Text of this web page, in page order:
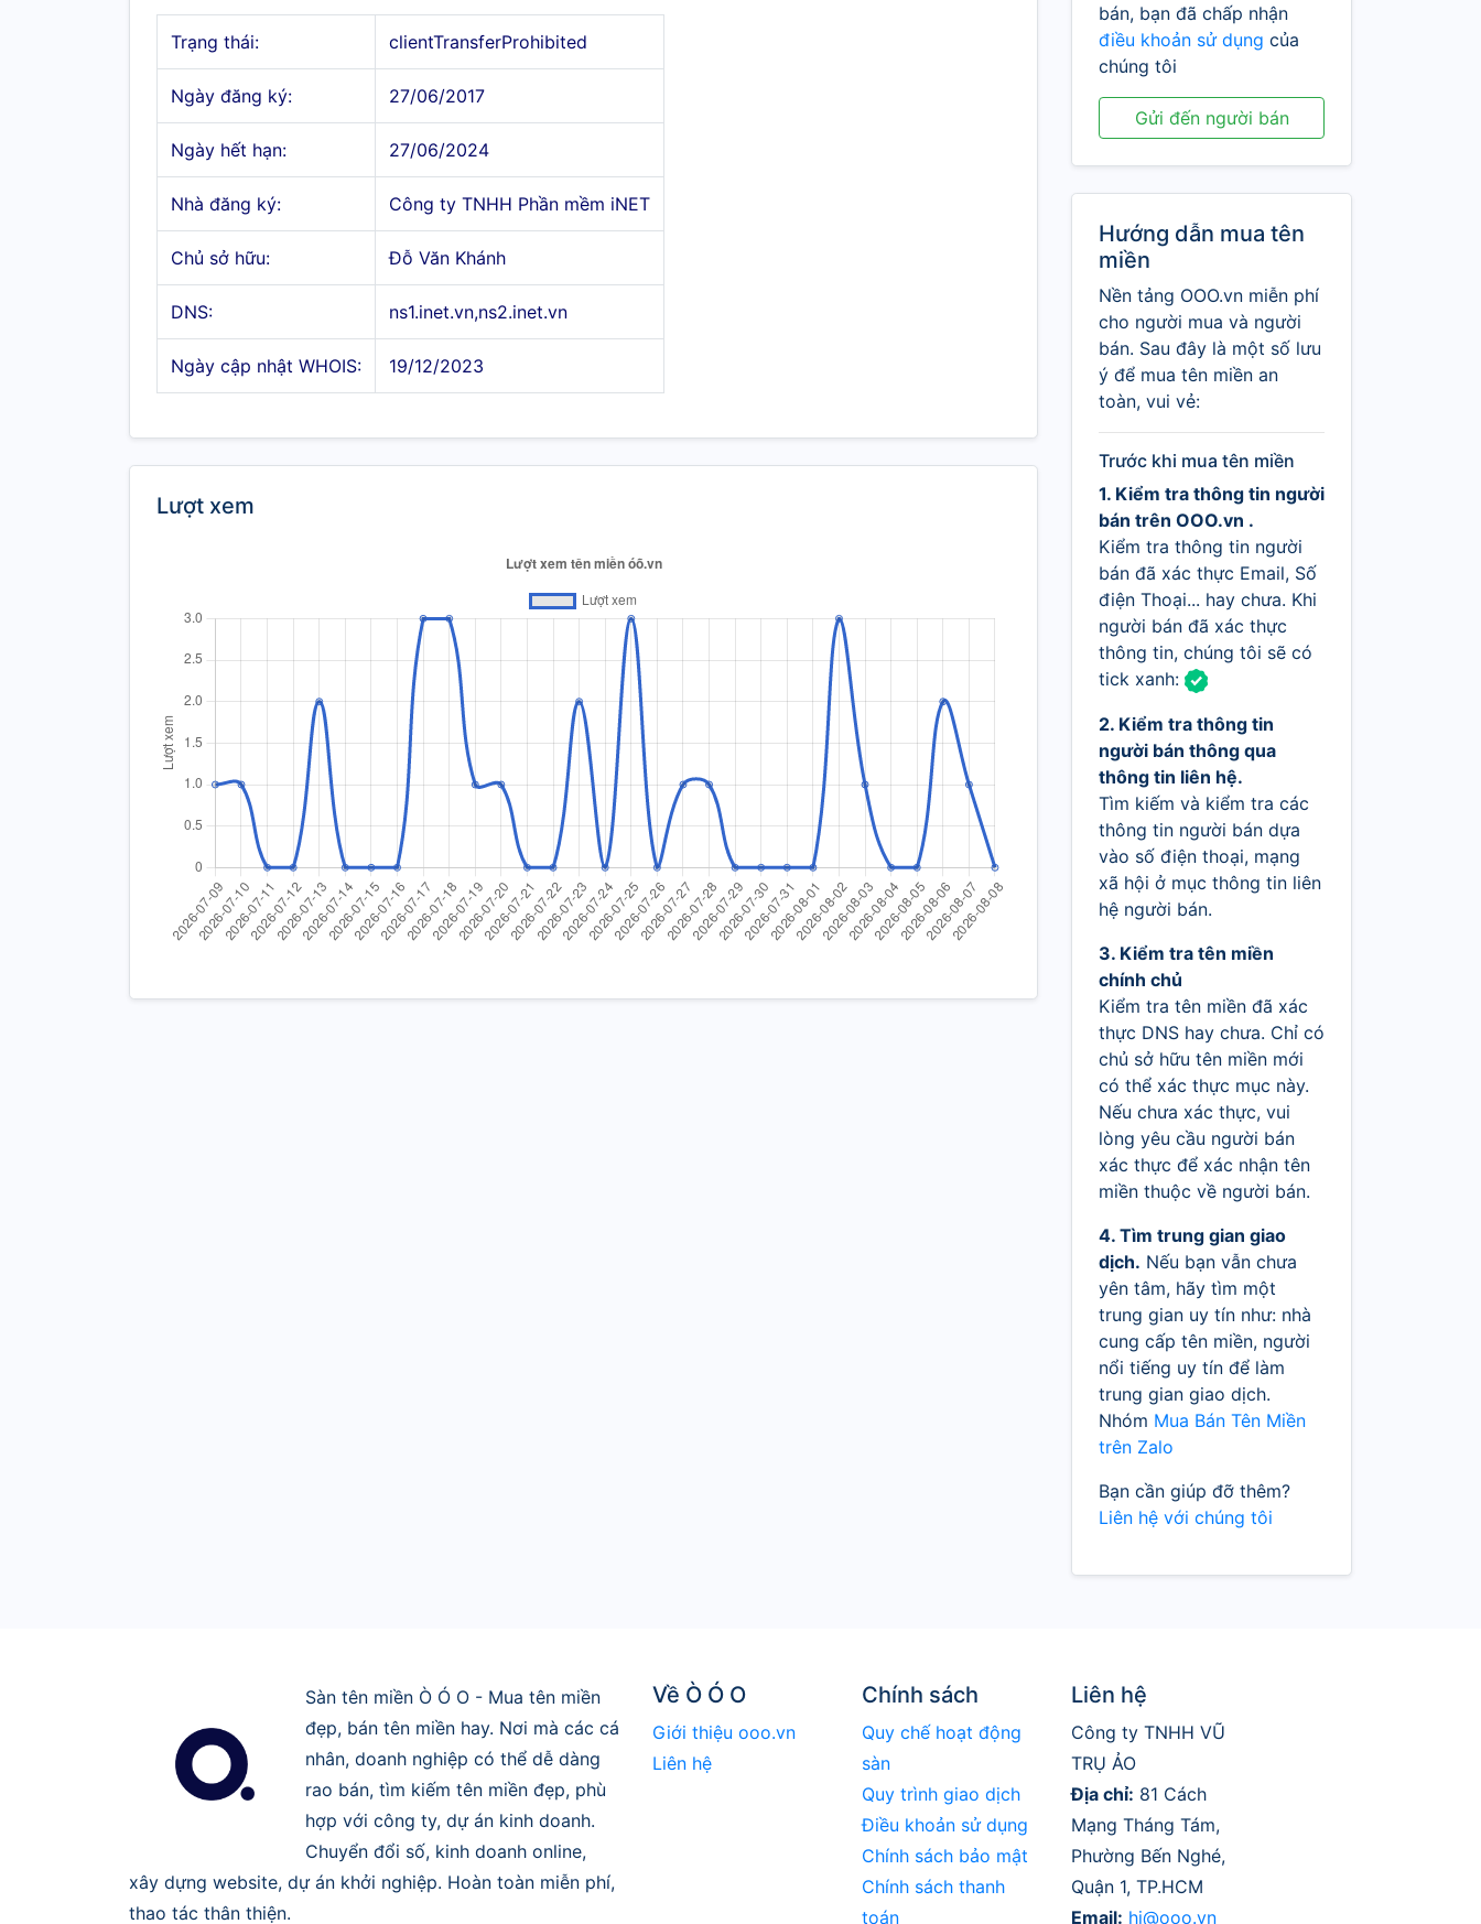
Trạng thái: clientTransferProhibited
Ngày đăng ký: 27/06/2017
Ngày hết hạn: 27/06/2024
Nhà đăng ký: Công ty TNHH Phần mềm iNET
Chủ sở hữu: Đỗ Văn Khánh
DNS: ns1.inet.vn,ns2.inet.vn
Ngày cập nhật WHOIS: 19/12/2023
Lượt xem
bán, bạn đã chấp nhận
điều khoản sử dụng của
chúng tôi
Gửi đến người bán
Hướng dẫn mua tên
miền
Nền tảng OOO.vn miễn phí
cho người mua và người
bán. Sau đây là một số lưu
ý để mua tên miền an
toàn, vui vẻ:
Trước khi mua tên miền
1. Kiểm tra thông tin người
bán trên OOO.vn .
Kiểm tra thông tin người
bán đã xác thực Email, Số
điện Thoại... hay chưa. Khi
người bán đã xác thực
thông tin, chúng tôi sẽ có
tick xanh:
2. Kiểm tra thông tin
người bán thông qua
thông tin liên hệ.
Tìm kiếm và kiểm tra các
thông tin người bán dựa
vào số điện thoại, mạng
xã hội ở mục thông tin liên
hệ người bán.
3. Kiểm tra tên miền
chính chủ
Kiểm tra tên miền đã xác
thực DNS hay chưa. Chỉ có
chủ sở hữu tên miền mới
có thể xác thực mục này.
Nếu chưa xác thực, vui
lòng yêu cầu người bán
xác thực để xác nhận tên
miền thuộc về người bán.
4. Tìm trung gian giao
dịch. Nếu bạn vẫn chưa
yên tâm, hãy tìm một
trung gian uy tín như: nhà
cung cấp tên miền, người
nổi tiếng uy tín để làm
trung gian giao dịch.
Nhóm Mua Bán Tên Miền
trên Zalo
Bạn cần giúp đỡ thêm?
Liên hệ với chúng tôi
Sàn tên miền Ò Ó O - Mua tên miền
đẹp, bán tên miền hay. Nơi mà các cá
nhân, doanh nghiệp có thể dễ dàng
rao bán, tìm kiếm tên miền đẹp, phù
hợp với công ty, dự án kinh doanh.
Chuyển đổi số, kinh doanh online,
xây dựng website, dự án khởi nghiệp. Hoàn toàn miễn phí,
thao tác thân thiện.
Về Ò Ó O
Giới thiệu ooo.vn
Liên hệ
Chính sách
Quy chế hoạt động
sàn
Quy trình giao dịch
Điều khoản sử dụng
Chính sách bảo mật
Chính sách thanh
toán
Liên hệ
Công ty TNHH VŨ
TRỤ ẢO
Địa chỉ: 81 Cách
Mạng Tháng Tám,
Phường Bến Nghé,
Quận 1, TP.HCM
Email: hi@ooo.vn